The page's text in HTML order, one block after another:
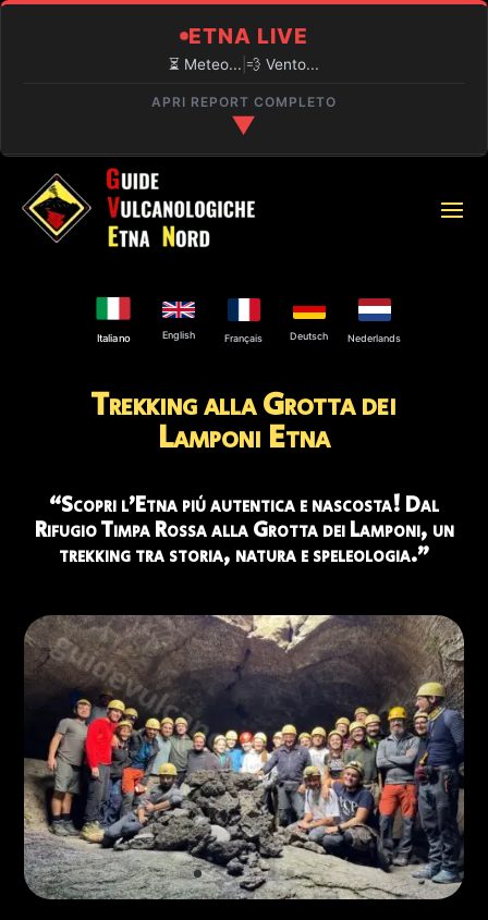
ETNA LIVE
⏳ Meteo... 💨 Vento...
APRI REPORT COMPLETO
▼
🔍 SITUAZIONE IN TEMPO REALE
⏳ PIANO PROVENZANA (1800M)
ATTIVITÀ VULCANICA
Attività esplosiva al Cratere di Nord Est e alla
ACCESSIBILITÀ VETTA
Solo con guida autorizzata.
📹 OCCHI SUL VULCANO
Guarda Webcam Live →
Di seguito trovate le escursioni disponibili in questo
periodo:
🥾 Crateri del 2002 Prenota →
🚙 Crateri Sommitali Etna Nord 5 Km Prenota →
🥾 Crateri Sommitali Etna Nord 12 Km Prenota →
Italiano English Français Deutsch Nederlands
Trekking alla Grotta dei
Lamponi Etna
“Scopri l’Etna più autentica e nascosta! Dal
Rifugio Timpa Rossa alla Grotta dei Lamponi, un
trekking tra storia, natura e speleologia.”